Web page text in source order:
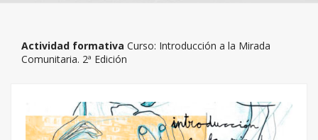
Actividad formativa Curso: Introducción a la Mirada
Comunitaria. 2ª Edición